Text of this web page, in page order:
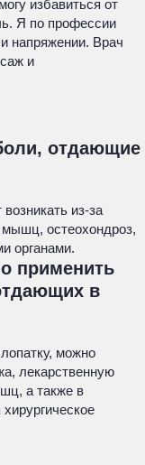
избавиться от
Я по профессии
напряжении. Врач
и
отдающие
из-за
мышц, остеохондроз,
органами.
применить
в
можно
лекарственную
а также в